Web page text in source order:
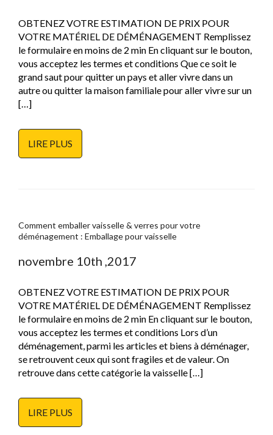
OBTENEZ VOTRE ESTIMATION DE PRIX POUR
VOTRE MATÉRIEL DE DÉMÉNAGEMENT Remplissez
le formulaire en moins de 2 min En cliquant sur le bouton,
vous acceptez les termes et conditions Que ce soit le
grand saut pour quitter un pays et aller vivre dans un
autre ou quitter la maison familiale pour aller vivre sur un
[…]
LIRE PLUS
Comment emballer vaisselle & verres pour votre
déménagement : Emballage pour vaisselle
novembre 10th ,2017
OBTENEZ VOTRE ESTIMATION DE PRIX POUR
VOTRE MATÉRIEL DE DÉMÉNAGEMENT Remplissez
le formulaire en moins de 2 min En cliquant sur le bouton,
vous acceptez les termes et conditions Lors d’un
déménagement, parmi les articles et biens à déménager,
se retrouvent ceux qui sont fragiles et de valeur. On
retrouve dans cette catégorie la vaisselle […]
LIRE PLUS